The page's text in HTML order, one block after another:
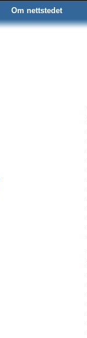
Om nettstedet